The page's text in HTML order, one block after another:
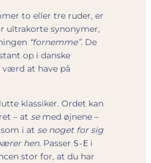
to eller tre ruder, er
ultrakorte synonymer,
“fornemme”. De
op i danske
værd at have på
klassiker. Ordet kan
– at semed øjnene –
i at se noget for sig
hen. Passer S-E i
stor for, at du har